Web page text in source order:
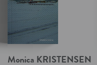
Monica KRISTENSEN